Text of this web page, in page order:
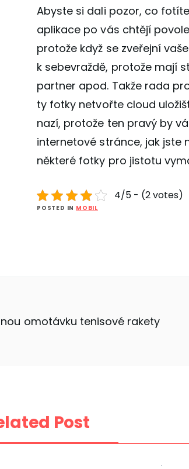
Abyste si dali pozor, co
aplikace po vás chtějí
protože když se zveřejní
k sebevraždě, protože mají
partner apod. Takže rada
ty fotky netvořte cloud
nazí, protože ten pravý by
internetové stránce, jak jste
některé fotky pro jistotu
4/5 - (2 votes)
POSTED IN MOBIL
omotávku tenisové rakety
Post